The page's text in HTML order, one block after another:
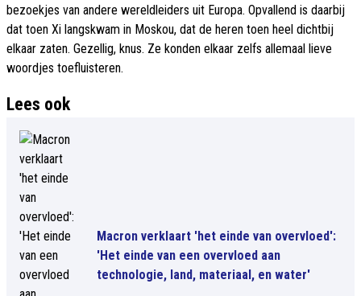
bezoekjes van andere wereldleiders uit Europa. Opvallend is daarbij
dat toen Xi langskwam in Moskou, dat de heren toen heel dichtbij
elkaar zaten. Gezellig, knus. Ze konden elkaar zelfs allemaal lieve
woordjes toefluisteren.
Lees ook
Macron verklaart 'het einde van overvloed':
'Het einde van een overvloed aan
technologie, land, materiaal, en water'